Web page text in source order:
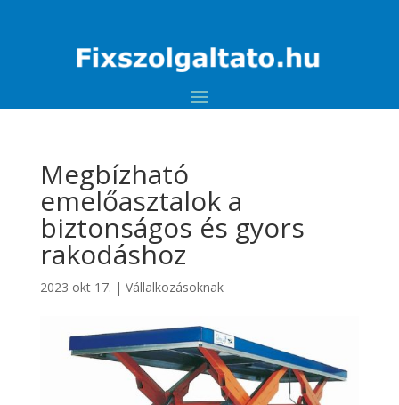
Megbízható
emelőasztalok a
biztonságos és gyors
rakodáshoz
2023 okt 17. | Vállalkozásoknak